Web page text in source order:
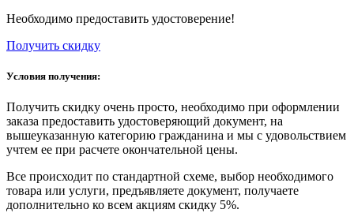
Необходимо предоставить удостоверение!
Получить скидку
Условия получения:
Получить скидку очень просто, необходимо при оформлении
заказа предоставить удостоверяющий документ, на
вышеуказанную категорию гражданина и мы с удовольствием
учтем ее при расчете окончательной цены.
Все происходит по стандартной схеме, выбор необходимого
товара или услуги, предъявляете документ, получаете
дополнительно ко всем акциям скидку 5%.